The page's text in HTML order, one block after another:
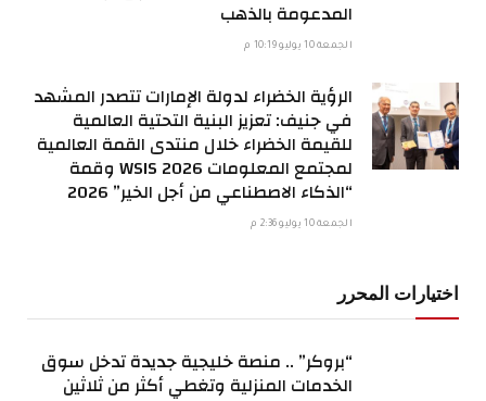
المدعومة بالذهب
الجمعة 10 يوليو 10:19 م
الرؤية الخضراء لدولة الإمارات تتصدر المشهد
في جنيف: تعزيز البنية التحتية العالمية
للقيمة الخضراء خلال منتدى القمة العالمية
لمجتمع المعلومات WSIS 2026 وقمة
“الذكاء الاصطناعي من أجل الخير” 2026
الجمعة 10 يوليو 2:36 م
اختيارات المحرر
“بروكر” .. منصة خليجية جديدة تدخل سوق
الخدمات المنزلية وتغطي أكثر من ثلاثين